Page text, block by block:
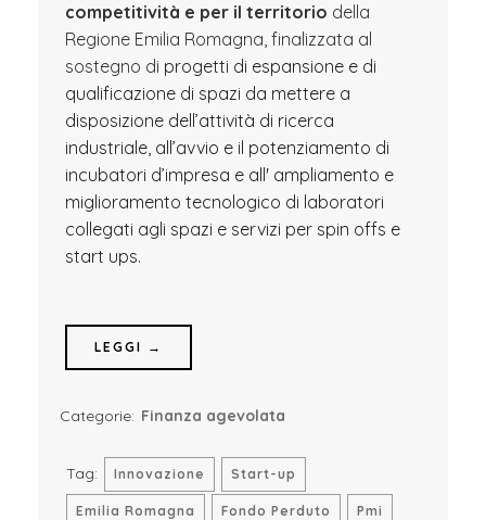
competitività e per il territorio della
Regione Emilia Romagna, finalizzata al
sostegno di progetti di espansione e di
qualificazione di spazi da mettere a
disposizione dell’attività di ricerca
industriale, all’avvio e il potenziamento di
incubatori d’impresa e all' ampliamento e
miglioramento tecnologico di laboratori
collegati agli spazi e servizi per spin offs e
start ups.
LEGGI →
Categorie: Finanza agevolata
Tag: Innovazione Start-up
Emilia Romagna Fondo Perduto Pmi